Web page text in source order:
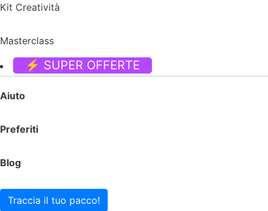
Kit Creatività
Masterclass
⚡ SUPER OFFERTE
Aiuto
Preferiti
Blog
Traccia il tuo pacco!